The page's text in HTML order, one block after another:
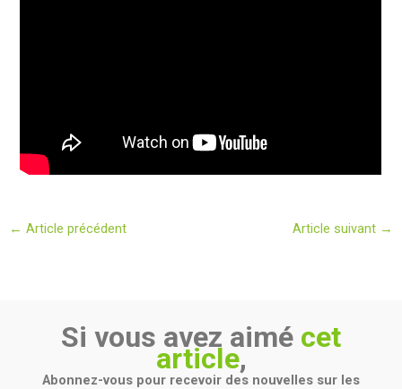
← Article précédent Article suivant →
Si vous avez aimé cet
article,
Abonnez-vous pour recevoir des nouvelles sur les